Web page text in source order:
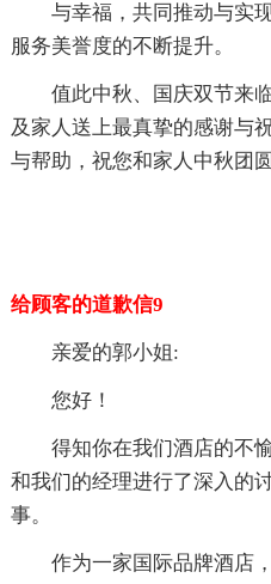
与幸福，共同推动与实
服务美誉度的不断提升。
值此中秋、国庆双节来
及家人送上最真挚的感谢与
与帮助，祝您和家人中秋团
给顾客的道歉信9
亲爱的郭小姐:
您好！
得知你在我们酒店的不
和我们的经理进行了深入的
事。
作为一家国际品牌酒店